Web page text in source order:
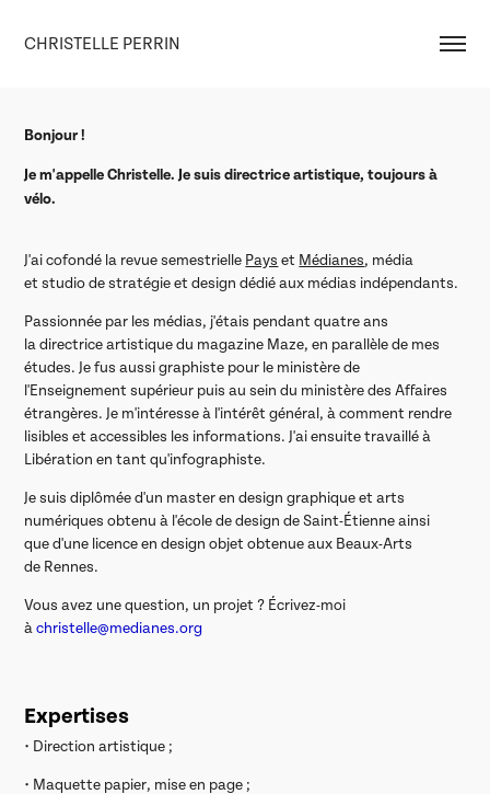
CHRISTELLE PERRIN
Bonjour !
Je m'appelle Christelle.Je suis directrice artistique, toujours à
vélo.
J'ai cofondé la revue semestrielle Pays et Médianes, média
etstudio de stratégie et design dédié aux médias indépendants.
Passionnée par les médias, j'étais pendant quatre ans
la directrice artistique du magazine Maze, en parallèle de mes
études. Je fus aussi graphiste pour le ministère de
l'Enseignement supérieur puis au sein du ministère des Affaires
étrangères. Je m'intéresse à l'intérêt général, à comment rendre
lisibles et accessibles les informations. J'ai ensuite travaillé à
Libération en tant qu'infographiste.
Je suis diplômée d'un master en design graphique et arts
numériques obtenu à l'école de design de Saint-Étienne ainsi
que d'une licence en design objet obtenue aux Beaux-Arts
de Rennes.
Vous avez une question, un projet ? Écrivez-moi
à christelle@medianes.org
Expertises
• Direction artistique ;
• Maquette papier, mise en page ;